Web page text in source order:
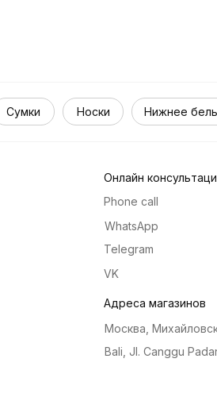
Сумки Носки Нижнее
Онлайн
Адреса магазинов
WhatsApp
Telegram
Москва,
Bali, Jl. Canggu
VK
Phone call